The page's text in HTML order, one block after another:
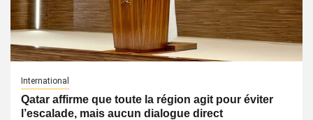
International
Qatar affirme que toute la région agit pour éviter
l’escalade, mais aucun dialogue direct